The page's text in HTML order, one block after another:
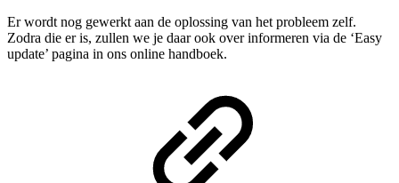
Er wordt nog gewerkt aan de oplossing van het probleem zelf.
Zodra die er is, zullen we je daar ook over informeren via de ‘Easy
update’ pagina in ons online handboek.